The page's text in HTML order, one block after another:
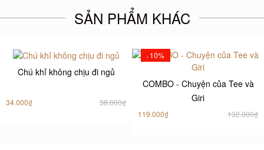
SẢN PHẨM KHÁC
Chú khỉ không chịu đi ngủ
34.000₫ 38.000₫
-10%
COMBO - Chuyện của Tee và
Giri
119.000₫ 132.000₫